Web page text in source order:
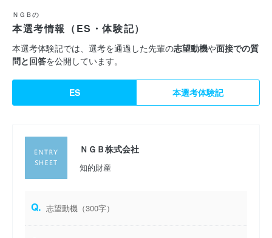
ＮＧＢの
本選考情報（ES・体験記）
本選考体験記では、選考を通過した先輩の志望動機や面接での質
問と回答を公開しています。
ES 本選考体験記
ＮＧＢ株式会社
知的財産
Q. 志望動機（300字）